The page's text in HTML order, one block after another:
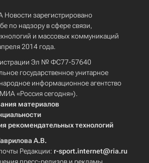
Новости зарегистрировано
по надзору в сфере связи,
и массовых коммуникаций
2014 года.
Эл № ФС77-57640
государственное унитарное
информационное агентство
«Россия сегодня»).
материалов
рекомендательных технологий
А.В.
Редакции: r-sport.internet@ria.ru